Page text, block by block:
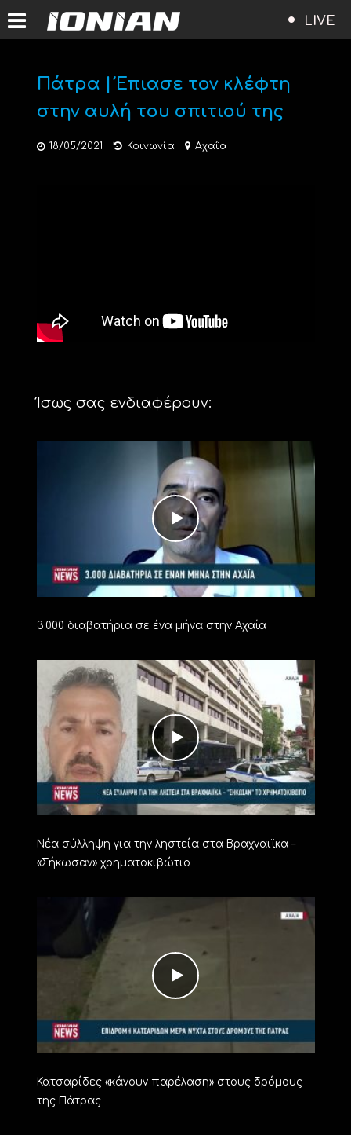
LIVE
Πάτρα | Έπιασε τον κλέφτη
στην αυλή του σπιτιού της
18/05/2021 Κοινωνία Αχαΐα
Ίσως σας ενδιαφέρουν:
3.000 διαβατήρια σε ένα μήνα στην Αχαΐα
Νέα σύλληψη για την ληστεία στα Βραχναιϊκα –
«Σήκωσαν» χρηματοκιβώτιο
Κατσαρίδες «κάνουν παρέλαση» στους δρόμους
της Πάτρας